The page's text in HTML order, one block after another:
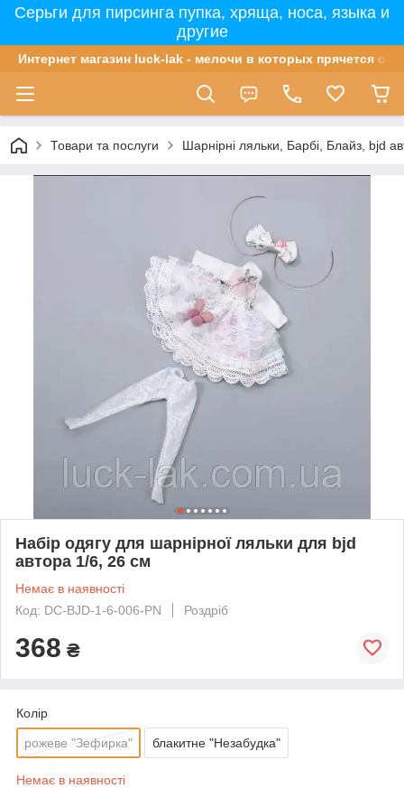
Серьги для пирсинга пупка, хряща, носа, языка и
другие
Интернет магазин luck-lak - мелочи в которых прячется
Товари та послуги Шарнірні ляльки, Барбі, Блайз, bjd
Набір одягу для шарнірної ляльки для bjd
автора 1/6, 26 см
Немає в наявності
Код: DC-BJD-1-6-006-PN
Роздріб
368 ₴
Колір
рожеве "Зефирка" блакитне "Незабудка"
Немає в наявності